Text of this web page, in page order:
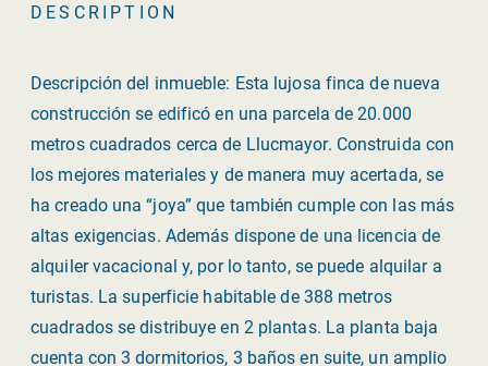
DESCRIPTION
Descripción del inmueble: Esta lujosa finca de nueva
construcción se edificó en una parcela de 20.000
metros cuadrados cerca de Llucmayor. Construida con
los mejores materiales y de manera muy acertada, se
ha creado una “joya” que también cumple con las más
altas exigencias. Además dispone de una licencia de
alquiler vacacional y, por lo tanto, se puede alquilar a
turistas. La superficie habitable de 388 metros
cuadrados se distribuye en 2 plantas. La planta baja
cuenta con 3 dormitorios, 3 baños en suite, un amplio